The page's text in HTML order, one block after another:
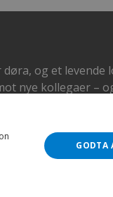
og et levende
nye kollegaer –
GODTA